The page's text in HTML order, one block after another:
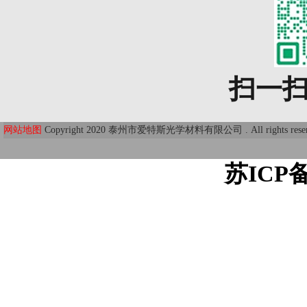
扫一
网站地图 Copyright 2020 泰州市爱特斯光学材料有限公司 . All rights
苏ICP